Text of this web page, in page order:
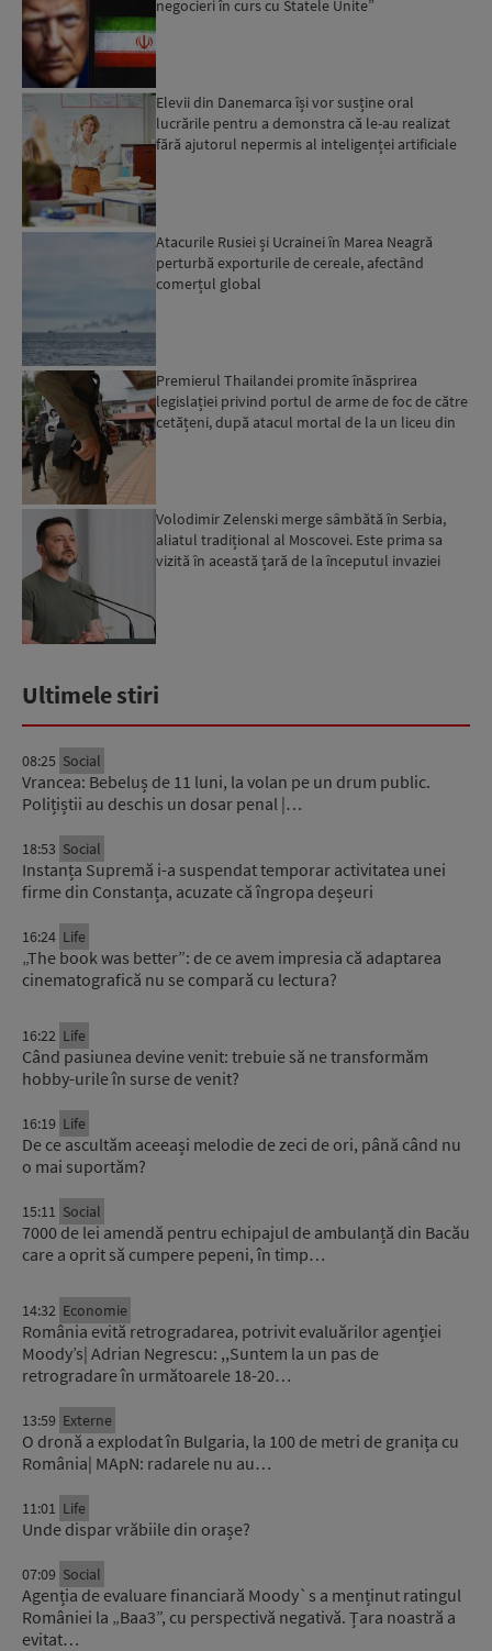
negocieri în curs cu Statele Unite”
Elevii din Danemarca își vor susține oral
lucrările pentru a demonstra că le-au realizat
fără ajutorul nepermis al inteligenței artificiale
Atacurile Rusiei și Ucrainei în Marea Neagră
perturbă exporturile de cereale, afectând
comerțul global
Premierul Thailandei promite înăsprirea
legislației privind portul de arme de foc de către
cetățeni, după atacul mortal de la un liceu din
Volodimir Zelenski merge sâmbătă în Serbia,
aliatul tradițional al Moscovei. Este prima sa
vizită în această țară de la începutul invaziei
Ultimele stiri
08:25 Social
Vrancea: Bebeluș de 11 luni, la volan pe un drum public.
Polițiștii au deschis un dosar penal |…
18:53 Social
Instanța Supremă i-a suspendat temporar activitatea unei
firme din Constanța, acuzate că îngropa deșeuri
16:24 Life
„The book was better”: de ce avem impresia că adaptarea
cinematografică nu se compară cu lectura?
16:22 Life
Când pasiunea devine venit: trebuie să ne transformăm
hobby-urile în surse de venit?
16:19 Life
De ce ascultăm aceeași melodie de zeci de ori, până când nu
o mai suportăm?
15:11 Social
7000 de lei amendă pentru echipajul de ambulanță din Bacău
care a oprit să cumpere pepeni, în timp…
14:32 Economie
România evită retrogradarea, potrivit evaluărilor agenției
Moody’s| Adrian Negrescu: ,,Suntem la un pas de
retrogradare în următoarele 18-20…
13:59 Externe
O dronă a explodat în Bulgaria, la 100 de metri de granița cu
România| MApN: radarele nu au…
11:01 Life
Unde dispar vrăbiile din orașe?
07:09 Social
Agenția de evaluare financiară Moody`s a menținut ratingul
României la „Baa3”, cu perspectivă negativă. Țara noastră a
evitat…